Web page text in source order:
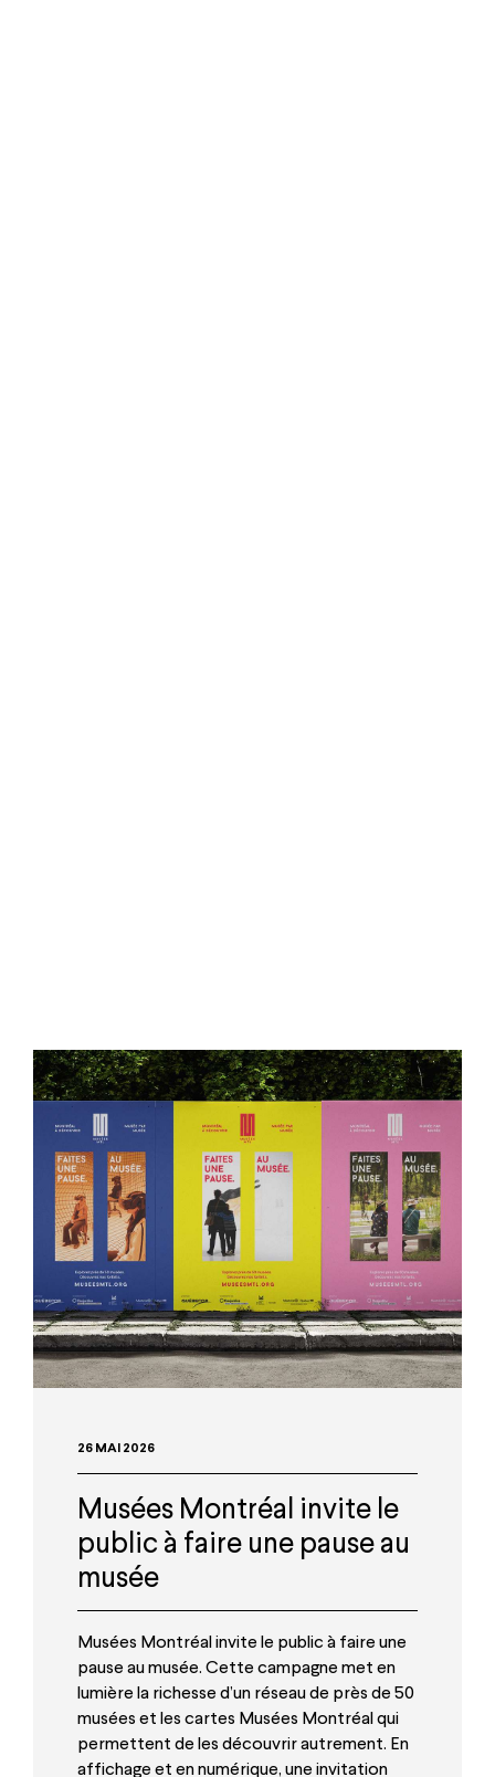
26 MAI 2026
Musées Montréal invite le
public à faire une pause au
musée
Musées Montréal invite le public à faire une
pause au musée. Cette campagne met en
lumière la richesse d’un réseau de près de 50
musées et les cartes Musées Montréal qui
permettent de les découvrir autrement. En
affichage et en numérique, une invitation